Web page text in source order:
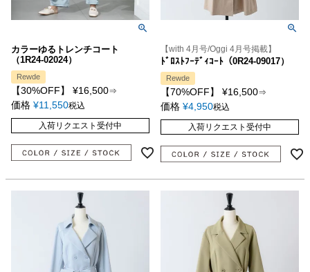
カラーゆるトレンチコート
（1R24-02024）
Rewde
【30%OFF】 ¥16,500⇒
価格 ¥11,550税込
入荷リクエスト受付中
【with 4月号/Oggi 4月号掲載】
ﾄﾞﾛｽﾄﾌｰﾃﾞｨｺｰﾄ（0R24-09017）
Rewde
【70%OFF】 ¥16,500⇒
価格 ¥4,950税込
入荷リクエスト受付中